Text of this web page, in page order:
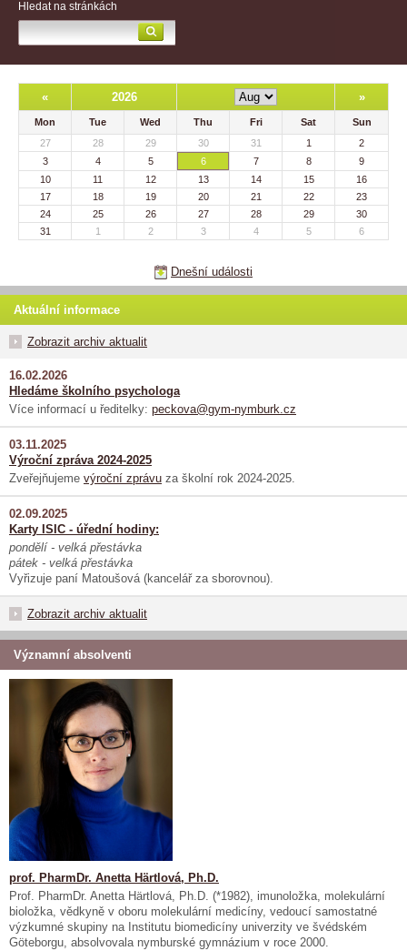
Hledat na stránkách
« 2026 »
Mon Tue Wed Thu Fri Sat
Sun
27
28 29 30 31 1
2
3
4 5 6 7 8
9
10
11 12 13 14 15
16
17
18 19 20 21 22
23
24
25 26 27 28 29
30
31
1 2 3 4 5 6
Dnešní události
Aktuální informace
Zobrazit archiv aktualit
16.02.2026
Hledáme školního psychologa
Více informací u ředitelky: peckova@gym-nymburk.cz
03.11.2025
Výroční zpráva 2024-2025
Zveřejňujeme výroční zprávu za školní rok 2024-2025.
02.09.2025
Karty ISIC - úřední hodiny:
pondělí - velká přestávka
pátek - velká přestávka
Vyřizuje paní Matoušová (kancelář za sborovnou).
Zobrazit archiv aktualit
Významní absolventi
prof. PharmDr. Anetta Härtlová, Ph.D.
Prof. PharmDr. Anetta Härtlová, Ph.D. (*1982), imunoložka, molekulární
bioložka, vědkyně v oboru molekulární medicíny, vedoucí samostatné
výzkumné skupiny na Institutu biomedicíny univerzity ve švédském
Göteborgu, absolvovala nymburské gymnázium v roce 2000.